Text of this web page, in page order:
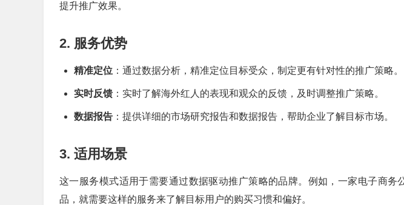
提升推广效果。
2. 服务优势
精准定位 ：通过数据分析，精准定位目标受众，制定更有针对性的推广策略。
实时反馈 ：实时了解海外红人的表现和观众的反馈，及时调整推广策略。
数据报告 ：提供详细的市场研究报告和数据报告，帮助企业了解目标市场。
3. 适用场景
这一服务模式适用于需要通过数据驱动推广策略的品牌。例如，一家电子商务
品，就需要这样的服务来了解目标用户的购买习惯和偏好。